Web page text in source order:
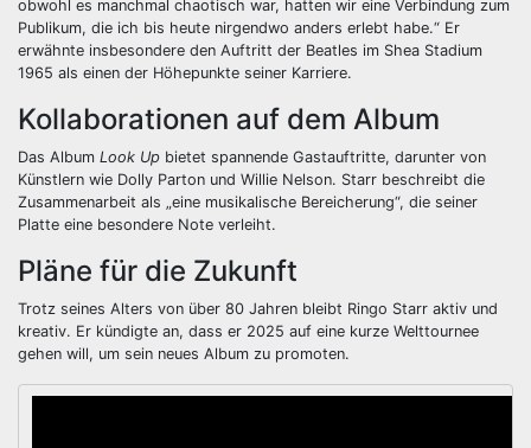
obwohl es manchmal chaotisch war, hatten wir eine Verbindung zum
Publikum, die ich bis heute nirgendwo anders erlebt habe.“ Er
erwähnte insbesondere den Auftritt der Beatles im Shea Stadium
1965 als einen der Höhepunkte seiner Karriere.
Kollaborationen auf dem Album
Das Album Look Up bietet spannende Gastauftritte, darunter von
Künstlern wie Dolly Parton und Willie Nelson. Starr beschreibt die
Zusammenarbeit als „eine musikalische Bereicherung“, die seiner
Platte eine besondere Note verleiht.
Pläne für die Zukunft
Trotz seines Alters von über 80 Jahren bleibt Ringo Starr aktiv und
kreativ. Er kündigte an, dass er 2025 auf eine kurze Welttournee
gehen will, um sein neues Album zu promoten.